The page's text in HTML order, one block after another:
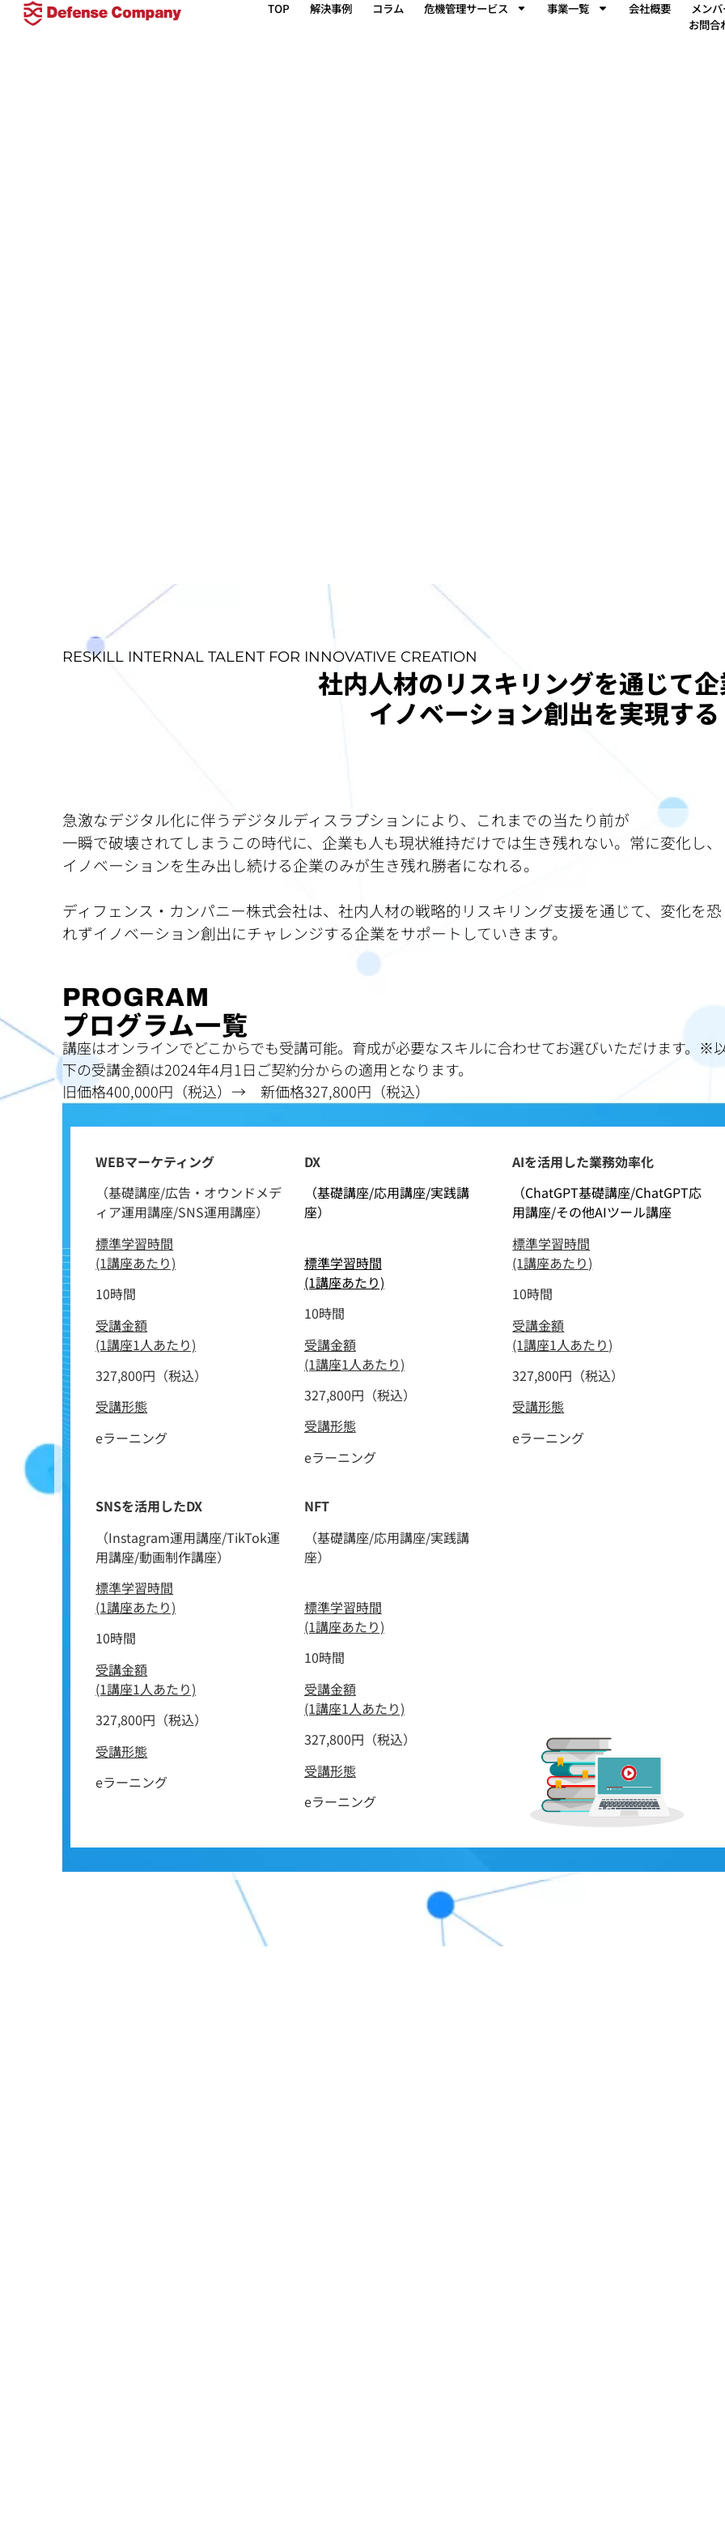
TOP 解決事例 コラム 危機管理サービス 事業一覧 会社概要
メン
お問合
RESKILL INTERNAL TALENT FOR INNOVATIVE CREATION
社内人材のリスキリングを通じて
イノベーション創出を実現する
急激なデジタル化に伴うデジタルディスラプションにより、これまでの当たり前が
一瞬で破壊されてしまうこの時代に、企業も人も現状維持だけでは生き残れない。常に変化し、
イノベーションを生み出し続ける企業のみが生き残れ勝者になれる。
ディフェンス・カンパニー株式会社は、社内人材の戦略的リスキリング支援を通じて、変化を恐
れずイノベーション創出にチャレンジする企業をサポートしていきます。
PROGRAM
プログラム一覧
講座はオンラインでどこからでも受講可能。育成が必要なスキルに合わせてお選びいただけます。※
下の受講金額は2024年4月1日ご契約分からの適用となります。
旧価格400,000円（税込）→ 新価格327,800円（税込）
WEBマーケティング
（基礎講座/広告・オウンドメデ
ィア運用講座/SNS運用講座）
標準学習時間
(1講座あたり)
10時間
受講金額
(1講座1人あたり)
327,800円（税込）
受講形態
eラーニング
DX
（基礎講座/応用講座/実践講
座）
標準学習時間
(1講座あたり)
10時間
受講金額
(1講座1人あたり)
327,800円（税込）
受講形態
eラーニング
AIを活用した業務効率化
（ChatGPT基礎講座/ChatGPT応
用講座/その他AIツール講座
標準学習時間
(1講座あたり)
10時間
受講金額
(1講座1人あたり)
327,800円（税込）
受講形態
eラーニング
SNSを活用したDX
（Instagram運用講座/TikTok運
用講座/動画制作講座）
標準学習時間
(1講座あたり)
10時間
受講金額
(1講座1人あたり)
327,800円（税込）
受講形態
eラーニング
NFT
（基礎講座/応用講座/実践講
座）
標準学習時間
(1講座あたり)
10時間
受講金額
(1講座1人あたり)
327,800円（税込）
受講形態
eラーニング